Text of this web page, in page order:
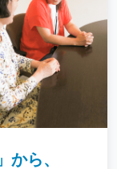
から、